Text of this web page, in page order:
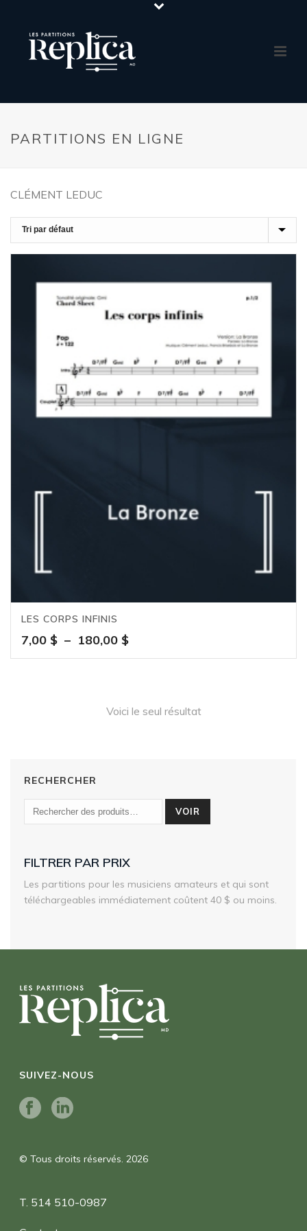
PARTITIONS EN LIGNE
CLÉMENT LEDUC
LES CORPS INFINIS
7,00 $ – 180,00 $Plage
de
180,00 $
Voici le seul résultat
RECHERCHER
VOIR
FILTRER PAR PRIX
Les partitions pour les musiciens amateurs et qui sont
téléchargeables immédiatement coûtent 40 $ ou moins.
SUIVEZ-NOUS
© Tous droits réservés. 2026
T. 514 510-0987